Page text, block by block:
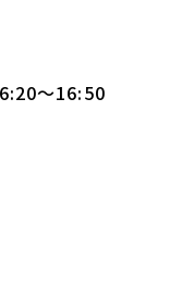
～16:50